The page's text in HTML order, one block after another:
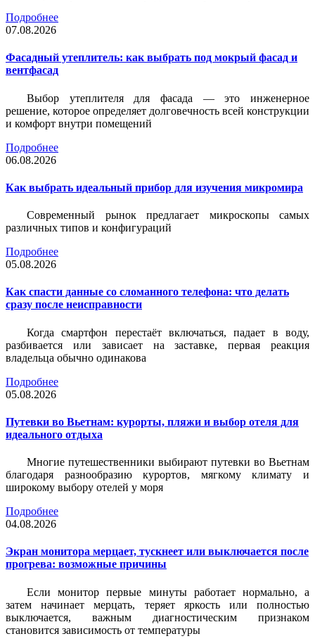
Подробнее
07.08.2026
Фасадный утеплитель: как выбрать под мокрый фасад и
вентфасад
Выбор утеплителя для фасада — это инженерное
решение, которое определяет долговечность всей конструкции
и комфорт внутри помещений
Подробнее
06.08.2026
Как выбрать идеальный прибор для изучения микромира
Современный рынок предлагает микроскопы самых
различных типов и конфигураций
Подробнее
05.08.2026
Как спасти данные со сломанного телефона: что делать
сразу после неисправности
Когда смартфон перестаёт включаться, падает в воду,
разбивается или зависает на заставке, первая реакция
владельца обычно одинакова
Подробнее
05.08.2026
Путевки во Вьетнам: курорты, пляжи и выбор отеля для
идеального отдыха
Многие путешественники выбирают путевки во Вьетнам
благодаря разнообразию курортов, мягкому климату и
широкому выбору отелей у моря
Подробнее
04.08.2026
Экран монитора мерцает, тускнеет или выключается после
прогрева: возможные причины
Если монитор первые минуты работает нормально, а
затем начинает мерцать, теряет яркость или полностью
выключается, важным диагностическим признаком
становится зависимость от температуры